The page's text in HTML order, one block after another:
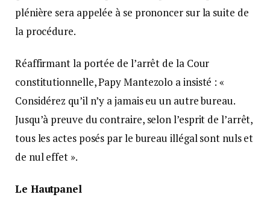
plénière sera appelée à se prononcer sur la suite de
la procédure.
Réaffirmant la portée de l’arrêt de la Cour
constitutionnelle, Papy Mantezolo a insisté : «
Considérez qu’il n’y a jamais eu un autre bureau.
Jusqu’à preuve du contraire, selon l’esprit de l’arrêt,
tous les actes posés par le bureau illégal sont nuls et
de nul effet ».
Le Hautpanel